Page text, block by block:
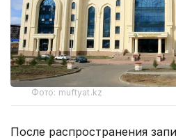
Фото: muftyat.kz
После распространения